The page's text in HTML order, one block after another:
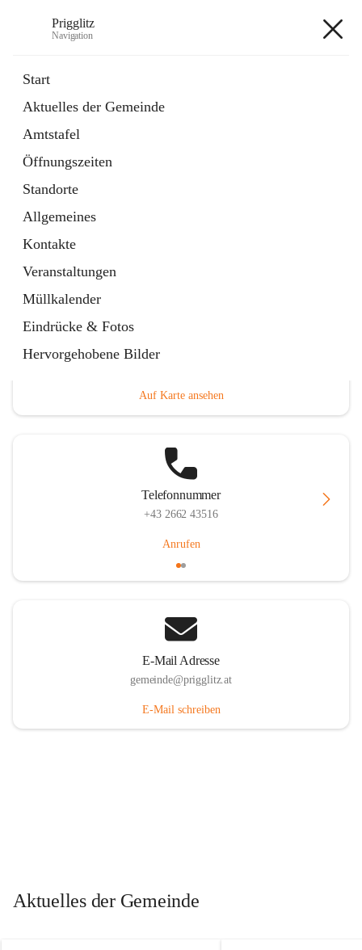
Prigglitz
Navigation
Start
Aktuelles der Gemeinde
Amtstafel
Öffnungszeiten
Standorte
Allgemeines
Kontakte
Veranstaltungen
Müllkalender
Eindrücke & Fotos
Hervorgehobene Bilder
Externe Webseite
in
Tab
Gemeindezeitung
Ordner
öffnet
in
neuem
Tab
Hauptadresse
Auf Karte ansehen
Telefonnummer
+43 2662 43516
Anrufen
E-Mail Adresse
gemeinde@prigglitz.at
E-Mail schreiben
Aktuelles der Gemeinde